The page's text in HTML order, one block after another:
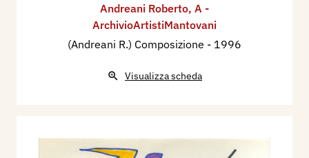
Andreani Roberto, A -
ArchivioArtistiMantovani
(Andreani R.) Composizione - 1996
Visualizza scheda